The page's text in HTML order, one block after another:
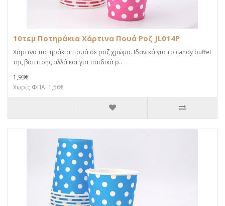
10τεμ Ποτηράκια Χάρτινα Πουά Ροζ JL014P
Χάρτινα ποτηράκια πουά σε ροζ χρώμα. Ιδανικά για το candy buffet
της βάπτισης αλλά και για παιδικά p..
1,93€
Χωρίς ΦΠΑ: 1,56€